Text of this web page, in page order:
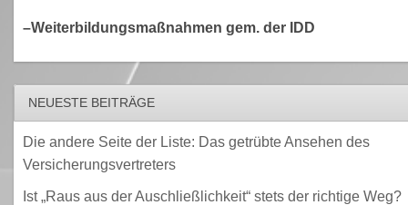
–Weiterbildungsmaßnahmen gem. der IDD
NEUESTE BEITRÄGE
Die andere Seite der Liste: Das getrübte Ansehen des
Versicherungsvertreters
Ist „Raus aus der Auschließlichkeit“ stets der richtige Weg?